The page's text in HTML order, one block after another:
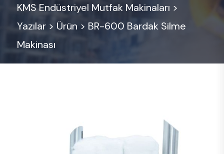
KMS Endüstriyel Mutfak Makinaları >
Yazılar > Ürün > BR-600 Bardak Silme
Makinası